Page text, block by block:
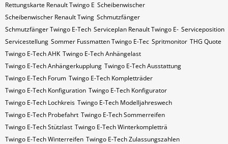
Rettungskarte Renault Twingo E Scheibenwischer
Scheibenwischer Renault​ Twing Schmutzfänger
Schmutzfänger Twingo E-Tech Serviceplan Renault Twingo E- Serviceposition
Servicestellung Sommer Fussmatten Twingo E-Tec Spritmonitor THG Quote
Twingo E-Tech AHK Twingo E-Tech Anhängelast
Twingo E-Tech Anhängerkupplung Twingo E-Tech Ausstattung
Twingo E-Tech Forum Twingo E-Tech Kompletträder
Twingo E-Tech Konfiguration Twingo E-Tech Konfigurator
Twingo E-Tech Lochkreis Twingo E-Tech Modelljahreswech
Twingo E-Tech Probefahrt Twingo E-Tech Sommerreifen
Twingo E-Tech Stützlast Twingo E-Tech Winterkompletträ
Twingo E-Tech Winterreifen Twingo E-Tech Zulassungszahlen